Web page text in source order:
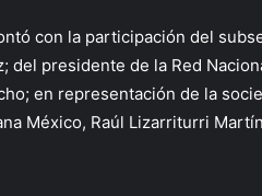
con la participación del
del presidente de la Red
en representación de la
México, Raúl Lizarriturri